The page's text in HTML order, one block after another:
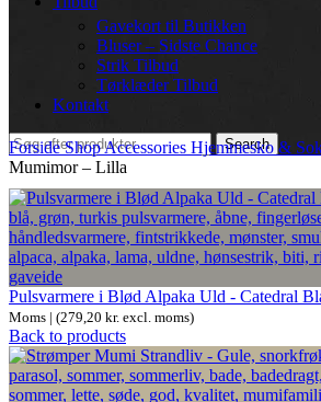
Gavekort til Butikken
Bluser – Sidste Chance
Strik Tilbud
Tørklæder Tilbud
Kontakt
Search
ForsideShopAccessories Hjemmesko &
Mumimor – Lilla
Pulsvarmere i Blød Alpaka Uld - Catedral
Moms | (279,20 kr. excl. moms)
Back to products